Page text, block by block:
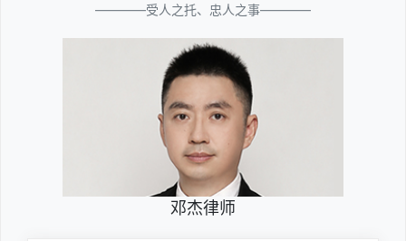
————受人之托、忠人之事————
邓杰律师